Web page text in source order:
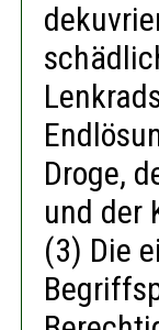
Droge,
und der
(3) Die